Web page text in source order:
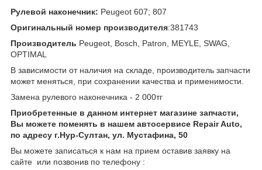
Рулевой наконечник: Peugeot 607; 807
Оригинальный номер производителя:381743
Производитель Peugeot, Bosch, Patron, MEYLE, SWAG,
OPTIMAL
В зависимости от наличия на складе, производитель запчасти
может меняться, при сохранении качества и применимости.
Замена рулевого наконечника - 2 000тг
Приобретенные в данном интернет магазине запчасти,
Вы можете поменять в нашем автосервисе Repair Auto,
по адресу г.Нур-Султан, ул. Мустафина, 50
Вы можете записаться к нам на прием оставив заявку на
сайте или позвонив по телефону :